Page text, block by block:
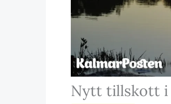
Nytt tillskott i